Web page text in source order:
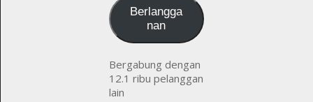
Berlangga
nan
Bergabung dengan
12.1 ribu pelanggan
lain